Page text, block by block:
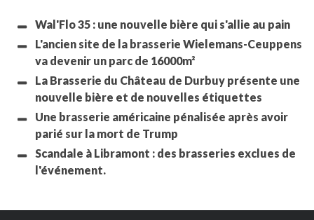
Wal'Flo 35 : une nouvelle bière qui s'allie au pain
L'ancien site de la brasserie Wielemans-Ceuppens
va devenir un parc de 16000m²
La Brasserie du Château de Durbuy présente une
nouvelle bière et de nouvelles étiquettes
Une brasserie américaine pénalisée après avoir
parié sur la mort de Trump
Scandale à Libramont : des brasseries exclues de
l'événement.